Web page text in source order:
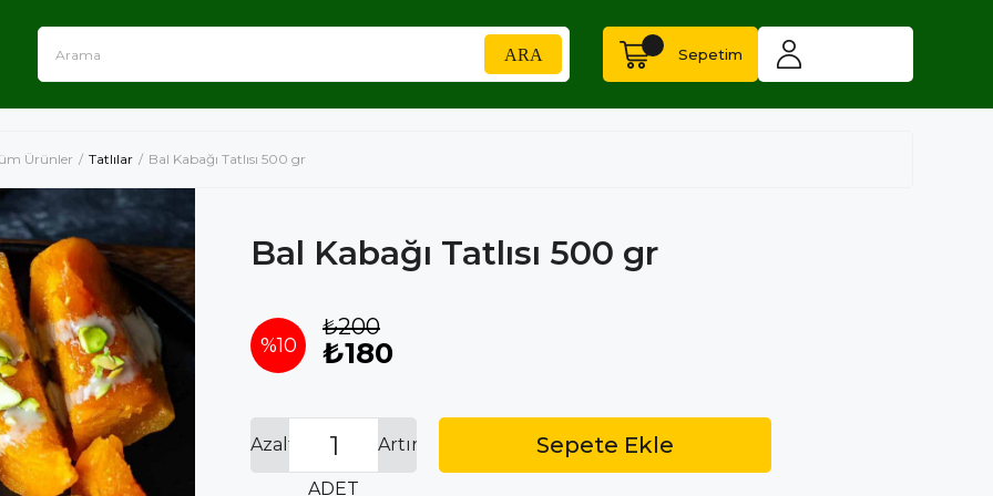
Sepetim
Ürünler Tatlılar Bal Kabağı Tatlısı 500 gr
Bal Kabağı Tatlısı 500 gr
%10
₺200
₺180
ADET
Artır
Azalt